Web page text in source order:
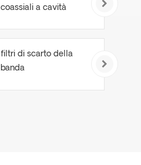
coassiali a cavità
filtri di scarto della
banda